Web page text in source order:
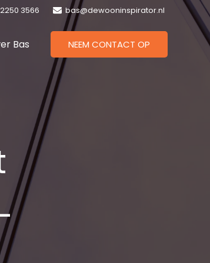
3566 bas@dewooninspirator.nl
Bas NEEM CONTACT OP